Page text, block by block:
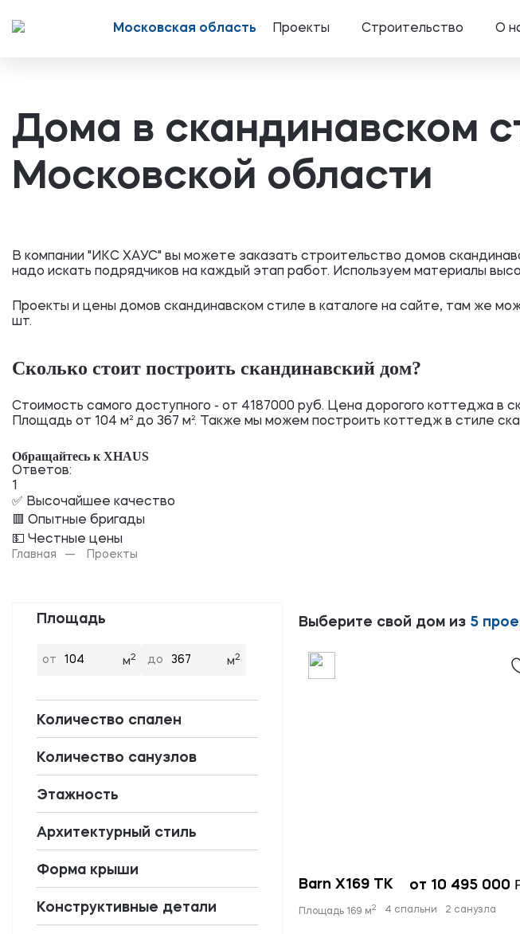
Московская область Проекты Строительство О
Дома в скандинавском
Московской области
В компании "ИКС ХАУС" вы можете заказать строительство домов
надо искать подрядчиков на каждый этап работ. Используем материалы
Проекты и цены домов скандинавском стиле в каталоге на сайте, там же
шт.
Сколько стоит построить скандинавский дом?
Стоимость самого доступного - от 4187000 руб. Цена дорогого коттеджа в
Площадь от 104 м² до 367 м². Также мы можем построить коттедж в стиле
Обращайтесь к XHAUS
Ответов:
1
✅ Высочайшее качество
🟥 Опытные бригады
💵 Честные цены
Главная Проекты
Площадь
от м2 до м2
Количество спален
Количество санузлов
Этажность
Архитектурный стиль
Форма крыши
Конструктивные детали
Выберите свой дом из 5
Barn X169 TK от 10 495 000
Площадь 169 м2 4 спальни 2 санузла